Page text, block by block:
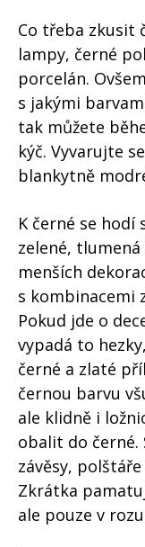
Co třeba zkusit
lampy, černé
porcelán.
s jakými
tak můžete
kýč. Vyvarujte
blankytně
K černé se
zelené, tlumená
menších
s kombinacemi
Pokud jde o
vypadá to
černé a zlaté
černou barvu
ale klidně i
obalit do černé.
závěsy,
Zkrátka
ale pouze v